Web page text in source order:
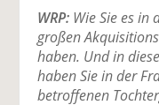
WRP: Wie Sie es in
großen
haben. Und in
haben Sie in der
betroffenen